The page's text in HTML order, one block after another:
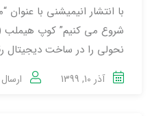
با انتشار انیمیشنی با
شروع می کنیم” کوپ هیملب
نحولی را در ساخت دیجیتال
آذر 10, 1399